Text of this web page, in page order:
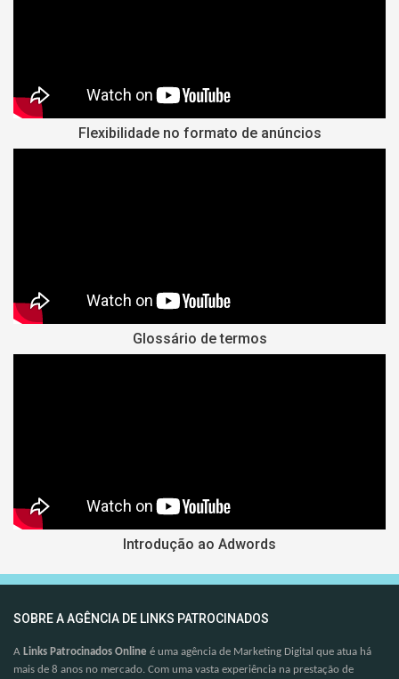
Flexibilidade no formato de anúncios
Glossário de termos
Introdução ao Adwords
SOBRE A AGÊNCIA DE LINKS PATROCINADOS
A Links Patrocinados Online é uma agência de Marketing Digital que atua há
mais de 8 anos no mercado. Com uma vasta experiência na prestação de